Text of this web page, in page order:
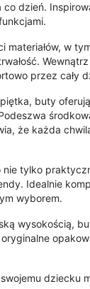
dzień.
materiałów, w
przez cały
buty
że każda
nie tylko
Idealnie
wyborem.
wysokością,